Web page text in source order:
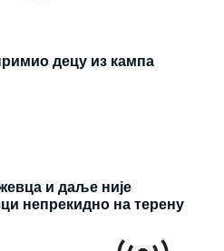
децу из кампа
и даље није
непрекидно на терену